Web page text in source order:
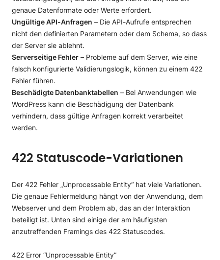
genaue Datenformate oder Werte erfordert.
Ungültige API-Anfragen – Die API-Aufrufe entsprechen
nicht den definierten Parametern oder dem Schema, so dass
der Server sie ablehnt.
Serverseitige Fehler – Probleme auf dem Server, wie eine
falsch konfigurierte Validierungslogik, können zu einem 422
Fehler führen.
Beschädigte Datenbanktabellen – Bei Anwendungen wie
WordPress kann die Beschädigung der Datenbank
verhindern, dass gültige Anfragen korrekt verarbeitet
werden.
422 Statuscode-Variationen
Der 422 Fehler „Unprocessable Entity“ hat viele Variationen.
Die genaue Fehlermeldung hängt von der Anwendung, dem
Webserver und dem Problem ab, das an der Interaktion
beteiligt ist. Unten sind einige der am häufigsten
anzutreffenden Framings des 422 Statuscodes.
422 Error “Unprocessable Entity”